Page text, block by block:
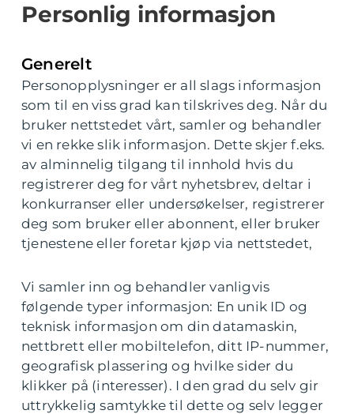
Personlig informasjon
Generelt
Personopplysninger er all slags informasjon
som til en viss grad kan tilskrives deg. Når du
bruker nettstedet vårt, samler og behandler
vi en rekke slik informasjon. Dette skjer f.eks.
av alminnelig tilgang til innhold hvis du
registrerer deg for vårt nyhetsbrev, deltar i
konkurranser eller undersøkelser, registrerer
deg som bruker eller abonnent, eller bruker
tjenestene eller foretar kjøp via nettstedet,
Vi samler inn og behandler vanligvis
følgende typer informasjon: En unik ID og
teknisk informasjon om din datamaskin,
nettbrett eller mobiltelefon, ditt IP-nummer,
geografisk plassering og hvilke sider du
klikker på (interesser). I den grad du selv gir
uttrykkelig samtykke til dette og selv legger